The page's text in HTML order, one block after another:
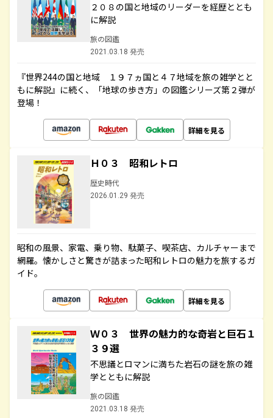
２０８の国と地域のリーダーを経歴ととも
に解説
旅の図鑑
2021.03.18 発売
『世界244の国と地域 １９７ヵ国と４７地域を旅の雑学とと
もに解説』に続く、「地球の歩き方」の図鑑シリーズ第２弾が
登場！
詳細を見る
Ｈ０３ 昭和レトロ
歴史時代
2026.01.29 発売
昭和の風景、家電、乗り物、駄菓子、喫茶店、カルチャーまで
網羅。懐かしさと驚きが詰まった昭和レトロの魅力を旅するガ
イド。
詳細を見る
Ｗ０３ 世界の魅力的な奇岩と巨石１
３９選
不思議とロマンに満ちた岩石の謎を旅の雑
学とともに解説
旅の図鑑
2021.03.18 発売